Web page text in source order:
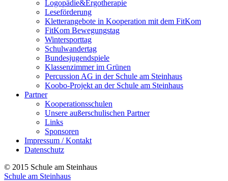
Logopädie&Ergotherapie
Leseförderung
Kletterangebote in Kooperation mit dem FitKom
FitKom Bewegungstag
Wintersporttag
Schulwandertag
Bundesjugendspiele
Klassenzimmer im Grünen
Percussion AG in der Schule am Steinhaus
Koobo-Projekt an der Schule am Steinhaus
Partner
Kooperationsschulen
Unsere außerschulischen Partner
Links
Sponsoren
Impressum / Kontakt
Datenschutz
© 2015 Schule am Steinhaus
Schule am Steinhaus